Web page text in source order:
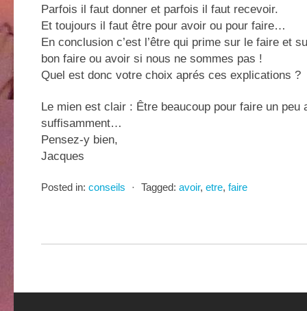
Parfois il faut donner et parfois il faut recevoir.
Et toujours il faut être pour avoir ou pour faire…
En conclusion c’est l’être qui prime sur le faire et
bon faire ou avoir si nous ne sommes pas !
Quel est donc votre choix aprés ces explications ?
Le mien est clair : Être beaucoup pour faire un peu
suffisamment…
Pensez-y bien,
Jacques
Posted in: conseils ⋅ Tagged: avoir, etre, faire